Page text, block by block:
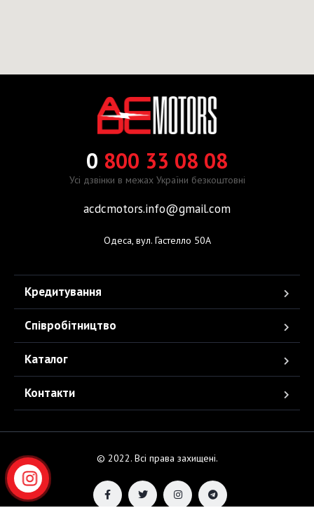
0 800 33 08 08
Усі дзвінки в межах України безкоштовні
acdcmotors.info@gmail.com
Одеса, вул. Гастелло 50А
Кредитування
Співробітництво
Каталог
Контакти
© 2022. Всі права захищені.